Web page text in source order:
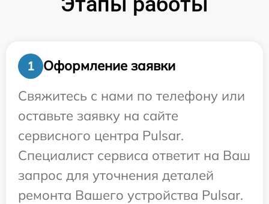
1
Оформление заявки
Свяжитесь с нами по телефону или
оставьте заявку на сайте
сервисного центра Pulsar.
Специалист сервиса ответит на Ваш
запрос для уточнения деталей
ремонта Вашего устройства Pulsar.